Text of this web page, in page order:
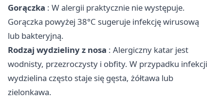
Gorączka : W alergii praktycznie nie występuje.
Gorączka powyżej 38°C sugeruje infekcję wirusową
lub bakteryjną.
Rodzaj wydzieliny z nosa : Alergiczny katar jest
wodnisty, przezroczysty i obfity. W przypadku infekcji
wydzielina często staje się gęsta, żółtawa lub
zielonkawa.